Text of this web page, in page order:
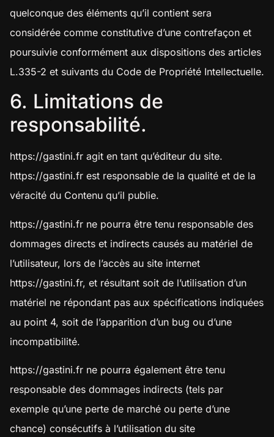
quelconque des éléments qu’il contient sera
considérée comme constitutive d’une contrefaçon et
poursuivie conformément aux dispositions des articles
L.335-2 et suivants du Code de Propriété Intellectuelle.
6. Limitations de
responsabilité.
https://gastini.fr agit en tant qu’éditeur du site.
https://gastini.fr est responsable de la qualité et de la
véracité du Contenu qu’il publie.
https://gastini.fr ne pourra être tenu responsable des
dommages directs et indirects causés au matériel de
l’utilisateur, lors de l’accès au site internet
https://gastini.fr, et résultant soit de l’utilisation d’un
matériel ne répondant pas aux spécifications indiquées
au point 4, soit de l’apparition d’un bug ou d’une
incompatibilité.
https://gastini.fr ne pourra également être tenu
responsable des dommages indirects (tels par
exemple qu’une perte de marché ou perte d’une
chance) consécutifs à l’utilisation du site